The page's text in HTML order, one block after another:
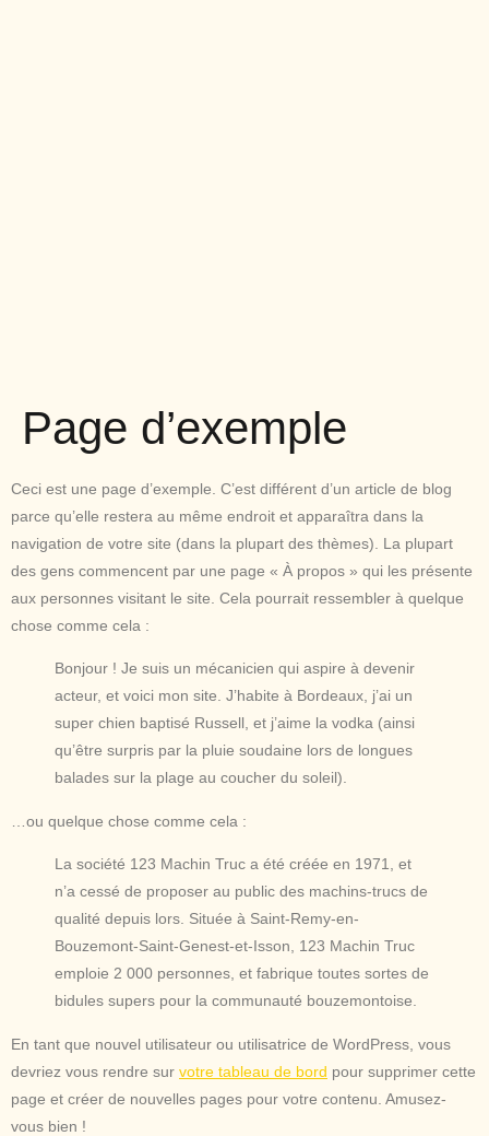
Page d’exemple
Ceci est une page d’exemple. C’est différent d’un article de blog
parce qu’elle restera au même endroit et apparaîtra dans la
navigation de votre site (dans la plupart des thèmes). La plupart
des gens commencent par une page « À propos » qui les présente
aux personnes visitant le site. Cela pourrait ressembler à quelque
chose comme cela :
Bonjour ! Je suis un mécanicien qui aspire à devenir
acteur, et voici mon site. J’habite à Bordeaux, j’ai un
super chien baptisé Russell, et j’aime la vodka (ainsi
qu’être surpris par la pluie soudaine lors de longues
balades sur la plage au coucher du soleil).
…ou quelque chose comme cela :
La société 123 Machin Truc a été créée en 1971, et
n’a cessé de proposer au public des machins-trucs de
qualité depuis lors. Située à Saint-Remy-en-
Bouzemont-Saint-Genest-et-Isson, 123 Machin Truc
emploie 2 000 personnes, et fabrique toutes sortes de
bidules supers pour la communauté bouzemontoise.
En tant que nouvel utilisateur ou utilisatrice de WordPress, vous
devriez vous rendre sur votre tableau de bord pour supprimer cette
page et créer de nouvelles pages pour votre contenu. Amusez-
vous bien !